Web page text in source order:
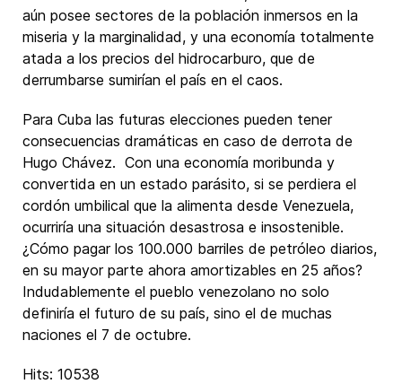
aún posee sectores de la población inmersos en la
miseria y la marginalidad, y una economía totalmente
atada a los precios del hidrocarburo, que de
derrumbarse sumirían el país en el caos.
Para Cuba las futuras elecciones pueden tener
consecuencias dramáticas en caso de derrota de
Hugo Chávez. Con una economía moribunda y
convertida en un estado parásito, si se perdiera el
cordón umbilical que la alimenta desde Venezuela,
ocurriría una situación desastrosa e insostenible.
¿Cómo pagar los 100.000 barriles de petróleo diarios,
en su mayor parte ahora amortizables en 25 años?
Indudablemente el pueblo venezolano no solo
definiría el futuro de su país, sino el de muchas
naciones el 7 de octubre.
Hits: 10538